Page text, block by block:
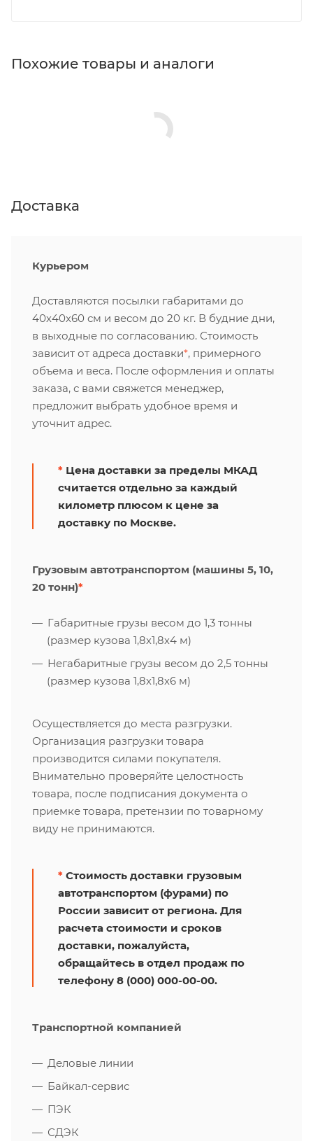
Похожие товары и аналоги
Доставка
Курьером
Доставляются посылки габаритами до
40х40х60 см и весом до 20 кг. В будние дни,
в выходные по согласованию. Стоимость
зависит от адреса доставки*, примерного
объема и веса. После оформления и оплаты
заказа, с вами свяжется менеджер,
предложит выбрать удобное время и
уточнит адрес.
* Цена доставки за пределы МКАД
считается отдельно за каждый
километр плюсом к цене за
доставку по Москве.
Грузовым автотранспортом (машины 5, 10,
20 тонн)*
Габаритные грузы весом до 1,3 тонны
(размер кузова 1,8х1,8х4 м)
Негабаритные грузы весом до 2,5 тонны
(размер кузова 1,8х1,8х6 м)
Осуществляется до места разгрузки.
Организация разгрузки товара
производится силами покупателя.
Внимательно проверяйте целостность
товара, после подписания документа о
приемке товара, претензии по товарному
виду не принимаются.
* Стоимость доставки грузовым
автотранспортом (фурами) по
России зависит от региона. Для
расчета стоимости и сроков
доставки, пожалуйста,
обращайтесь в отдел продаж по
телефону 8 (000) 000-00-00.
Транспортной компанией
Деловые линии
Байкал-сервис
ПЭК
СДЭК